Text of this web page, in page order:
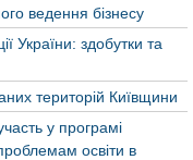
ведення бізнесу
України: здобутки та
територій Київщини
у програмі
освіти в